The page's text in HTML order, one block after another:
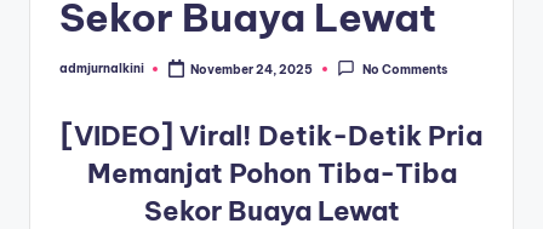
Sekor Buaya Lewat
Posted
admjurnalkini November 24, 2025 No Comments
[VIDEO] Viral! Detik-Detik Pria
Memanjat Pohon Tiba-Tiba
Sekor Buaya Lewat